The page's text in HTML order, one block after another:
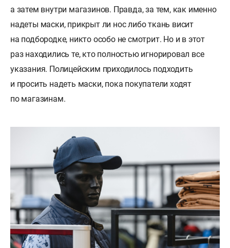
а затем внутри магазинов. Правда, за тем, как именно
надеты маски, прикрыт ли нос либо ткань висит
на подбородке, никто особо не смотрит. Но и в этот
раз находились те, кто полностью игнорировал все
указания. Полицейским приходилось подходить
и просить надеть маски, пока покупатели ходят
по магазинам.